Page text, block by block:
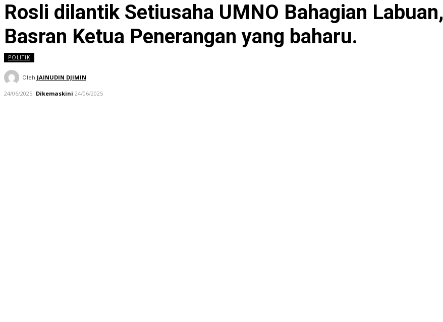
Rosli dilantik Setiusaha UMNO Bahagian Labuan,
Basran Ketua Penerangan yang baharu.
POLITIK
Oleh JAINUDIN DJIMIN
24/06/2025 Dikemaskini 24/06/2025